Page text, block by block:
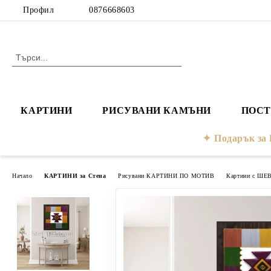
Профил 0876668603
КАРТИНИ РИСУВАНИ КАМЪНИ
Подарък
Начало КАРТИНИ за Стена Рисувани КАРТИНИ ПО МОТИВ Картини с